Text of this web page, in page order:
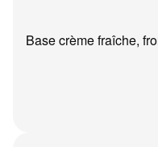
Base crème fraîche,